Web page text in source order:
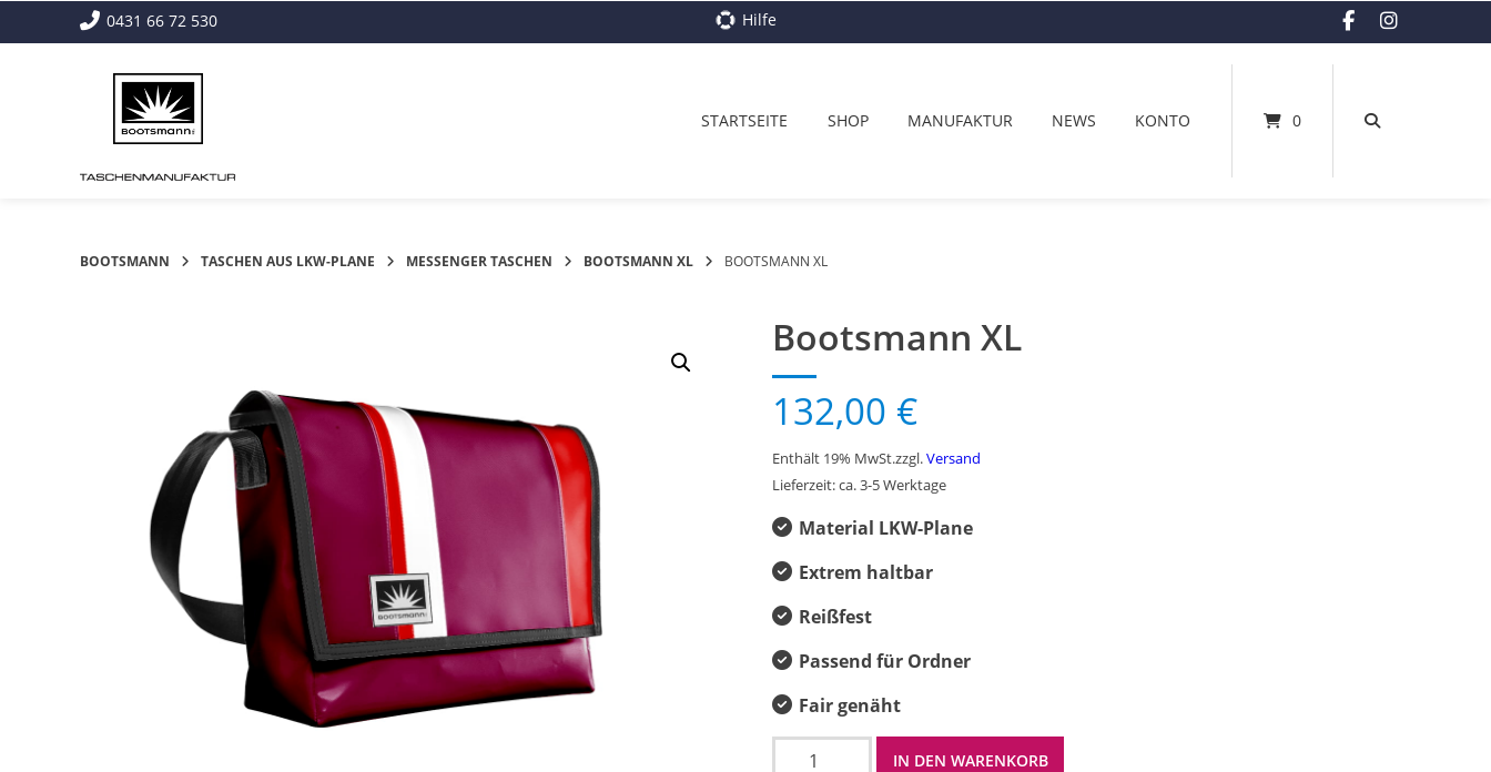
zum
0431 66 72 530 Hilfe
STARTSEITE SHOP MANUFAKTUR NEWS KONTO 0
BOOTSMANN TASCHEN AUS LKW-PLANE MESSENGER TASCHEN BOOTSMANN XL BOOTSMANN XL
Bootsmann XL
132,00 €
Enthält 19% MwSt.zzgl.Versand
Lieferzeit: ca. 3-5 Werktage
Material LKW-Plane
Extrem haltbar
Reißfest
Passend für Ordner
Fair genäht
Bootsmann
IN DEN WARENKORB